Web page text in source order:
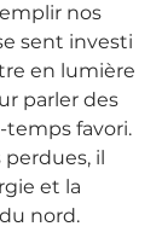
nos
sent investi
en lumière
parler des
temps favori.
il
et la
nord.